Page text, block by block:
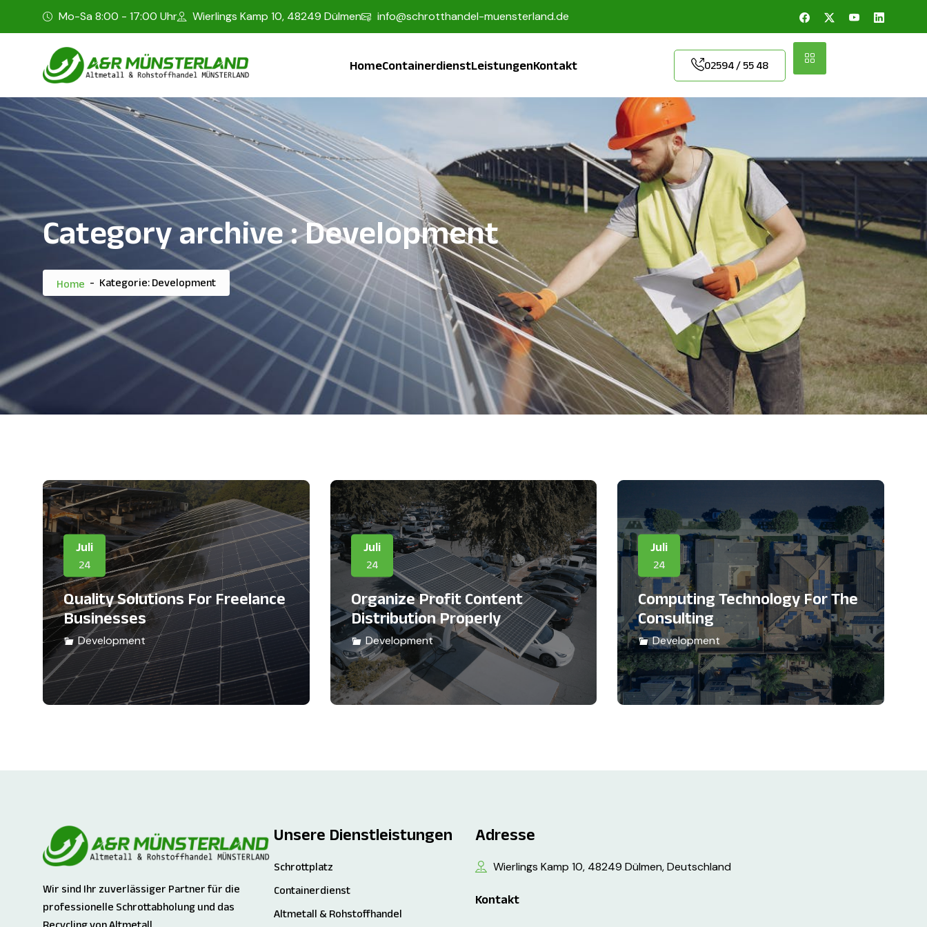
Mo-Sa 8:00 - 17:00 Uhr Wierlings Kamp 10, 48249 Dülmen info@schrotthandel-muensterland.de
HomeContainerdienstLeistungenKontakt 02594 / 55 48
Category archive: Development
Home - Kategorie: Development
Juli
24
Quality Solutions For Freelance
Businesses
Development
Juli
24
Organize Profit Content
Distribution Properly
Development
Juli
24
Computing Technology For The
Consulting
Development
Wir sind Ihr zuverlässiger Partner für die
professionelle Schrottabholung und das
Recycling von Altmetall.
Unsere Dienstleistungen
Schrottplatz
Containerdienst
Altmetall & Rohstoffhandel
Adresse
Wierlings Kamp 10, 48249 Dülmen, Deutschland
Kontakt